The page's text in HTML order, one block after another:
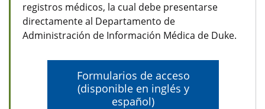
registros médicos, la cual debe presentarse
directamente al Departamento de
Administración de Información Médica de Duke.
Formularios de acceso
(disponible en inglés y
español)